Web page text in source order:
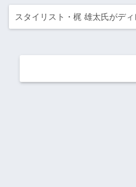
スタイリスト・梶 雄太氏がデ